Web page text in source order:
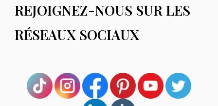
REJOIGNEZ-NOUS SUR LES
RÉSEAUX SOCIAUX